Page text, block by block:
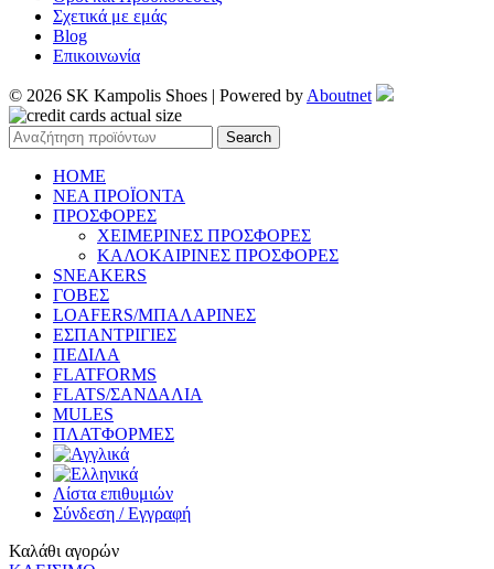
Σχετικά με εμάς
Blog
Επικοινωνία
© 2026 SK Kampolis Shoes | Powered by Aboutnet
Search
HOME
ΝΕΑ ΠΡΟΪΟΝΤΑ
ΠΡΟΣΦΟΡΕΣ
ΧΕΙΜΕΡΙΝΕΣ ΠΡΟΣΦΟΡΕΣ
ΚΑΛΟΚΑΙΡΙΝΕΣ ΠΡΟΣΦΟΡΕΣ
SNEAKERS
ΓΟΒΕΣ
LOAFERS/ΜΠΑΛΑΡΙΝΕΣ
ΕΣΠΑΝΤΡΙΓΙΕΣ
ΠΕΔΙΛΑ
FLATFORMS
FLATS/ΣΑΝΔΑΛΙΑ
MULES
ΠΛΑΤΦΟΡΜΕΣ
Λίστα επιθυμιών
Σύνδεση / Εγγραφή
Καλάθι αγορών